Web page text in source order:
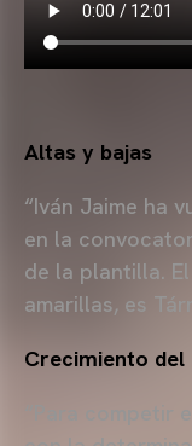
Altas y bajas
“Iván Jaime ha
en la
de la plantilla.
amarillas, es
Crecimiento del
“Para